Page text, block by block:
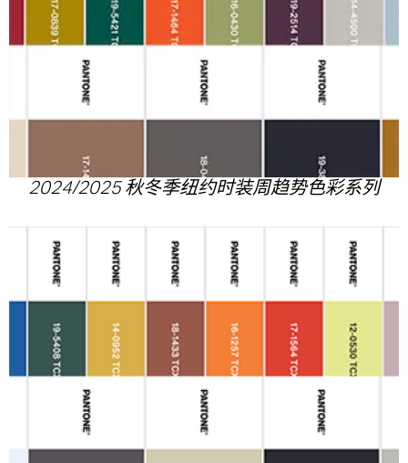
2024/2025 秋冬季纽约时装周趋势色彩系列